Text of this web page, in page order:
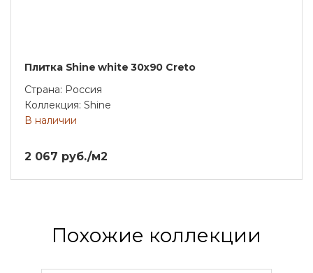
Плитка Shine white 30х90 Creto
Страна: Россия
Коллекция: Shine
В наличии
2 067 руб./м2
Похожие коллекции